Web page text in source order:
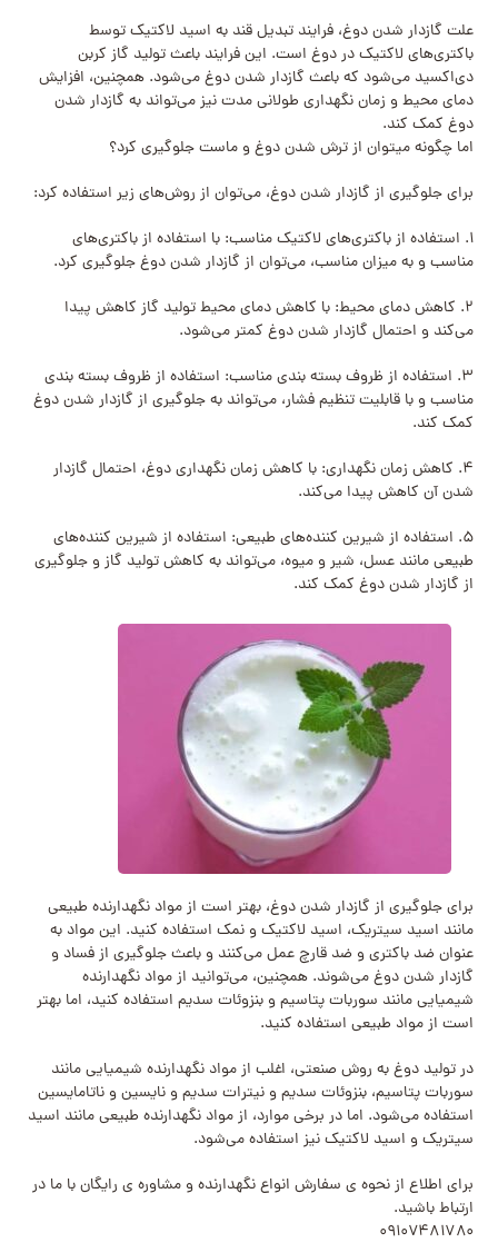
علت گازدار شدن دوغ، فرایند تبدیل قند به اسید لاکتیک توسط
باکتری‌های لاکتیک در دوغ است. این فرایند باعث تولید گاز کربن
دی‌اکسید می‌شود که باعث گازدار شدن دوغ می‌شود. همچنین، افزایش
دمای محیط و زمان نگهداری طولانی مدت نیز می‌تواند به گازدار شدن
دوغ کمک کند.
اما چگونه میتوان از ترش شدن دوغ و ماست جلوگیری کرد؟
برای جلوگیری از گازدار شدن دوغ، می‌توان از روش‌های زیر استفاده کرد:
۱. استفاده از باکتری‌های لاکتیک مناسب: با استفاده از باکتری‌های
مناسب و به میزان مناسب، می‌توان از گازدار شدن دوغ جلوگیری کرد.
۲. کاهش دمای محیط: با کاهش دمای محیط تولید گاز کاهش پیدا
می‌کند و احتمال گازدار شدن دوغ کمتر می‌شود.
۳. استفاده از ظروف بسته بندی مناسب: استفاده از ظروف بسته بندی
مناسب و با قابلیت تنظیم فشار، می‌تواند به جلوگیری از گازدار شدن دوغ
کمک کند.
۴. کاهش زمان نگهداری: با کاهش زمان نگهداری دوغ، احتمال گازدار
شدن آن کاهش پیدا می‌کند.
۵. استفاده از شیرین کننده‌های طبیعی: استفاده از شیرین کننده‌های
طبیعی مانند عسل، شیر و میوه، می‌تواند به کاهش تولید گاز و جلوگیری
از گازدار شدن دوغ کمک کند.
برای جلوگیری از گازدار شدن دوغ، بهتر است از مواد نگهدارنده طبیعی
مانند اسید سیتریک، اسید لاکتیک و نمک استفاده کنید. این مواد به
عنوان ضد باکتری و ضد قارچ عمل می‌کنند و باعث جلوگیری از فساد و
گازدار شدن دوغ می‌شوند. همچنین، می‌توانید از مواد نگهدارنده
شیمیایی مانند سوربات پتاسیم و بنزوئات سدیم استفاده کنید، اما بهتر
است از مواد طبیعی استفاده کنید.
در تولید دوغ به روش صنعتی، اغلب از مواد نگهدارنده شیمیایی مانند
سوربات پتاسیم، بنزوئات سدیم و نیترات سدیم و نایسین و ناتامایسین
استفاده می‌شود. اما در برخی موارد، از مواد نگهدارنده طبیعی مانند اسید
سیتریک و اسید لاکتیک نیز استفاده می‌شود.
برای اطلاع از نحوه ی سفارش انواع نگهدارنده و مشاوره ی رایگان با ما در
ارتباط باشید.
۰۹۱۰۷۴۸۱۷۸۰